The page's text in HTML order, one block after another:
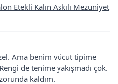
Etekli Kalın Askılı Mezuniyet
Ama benim vücut tipime
de tenime yakışmadı çok.
kaldım.